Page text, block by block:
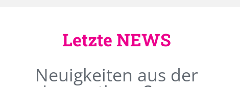
Letzte NEWS
Neuigkeiten aus der